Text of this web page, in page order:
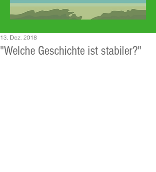
"Welche Geschichte ist stabiler?"
13. Dez. 2018